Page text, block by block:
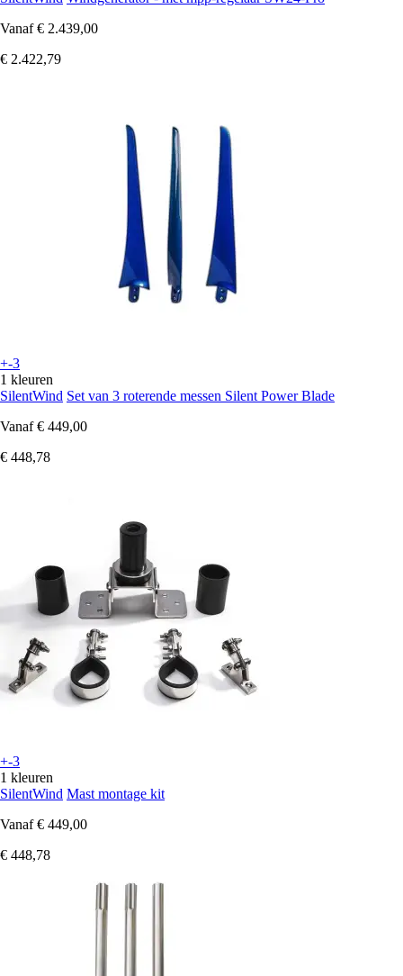
Vanaf € 2.439,00
€ 2.422,79
+-3
1 kleuren
SilentWind Set van 3 roterende messen Silent Power Blade
Vanaf € 449,00
€ 448,78
+-3
1 kleuren
SilentWind Mast montage kit
Vanaf € 449,00
€ 448,78